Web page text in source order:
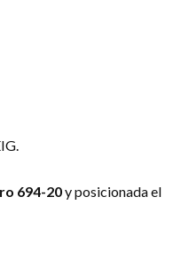
694-20y posicionada el